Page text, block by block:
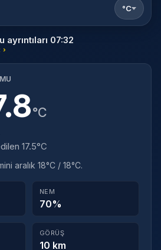
°C
07:32
›
°C
17.5°C
aralık 18°C / 18°C.
NEM
70%
GÖRÜŞ
10 km